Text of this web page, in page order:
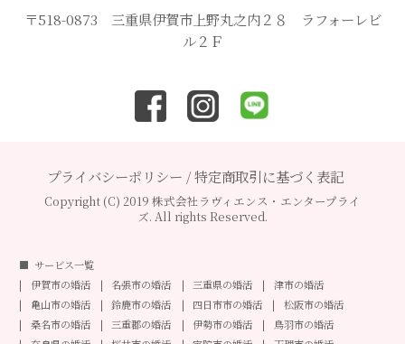
〒518-0873 三重県伊賀市上野丸之内２８ ラフォーレビ
ル２Ｆ
プライバシーポリシー /特定商取引に基づく表記
Copyright (C) 2019 株式会社ラヴィエンス・エンタープライ
ズ. All rights Reserved.
サービス一覧
伊賀市の婚活
名張市の婚活 三重県の婚活
津市の婚活
亀山市の婚活
鈴鹿市の婚活 四日市市の婚活
松阪市の婚活
桑名市の婚活
三重郡の婚活 伊勢市の婚活
鳥羽市の婚活